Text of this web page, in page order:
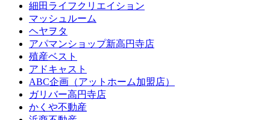
細田ライフクリエイション
マッシュルーム
ヘヤヲタ
アパマンショップ新高円寺店
殖産ベスト
アドキャスト
ABC企画（アットホーム加盟店）
ガリバー高円寺店
かくや不動産